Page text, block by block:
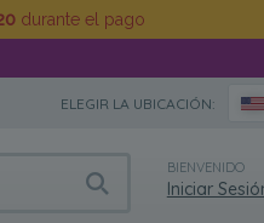
durante el pago
ELEGIR LA UBICACIÓN:
BIENVENIDO
Iniciar